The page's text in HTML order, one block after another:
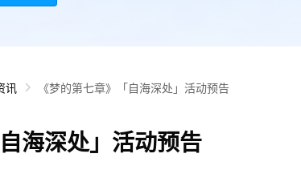
讯 《梦的第七章》「自海深处」活动预告
海深处」活动预告